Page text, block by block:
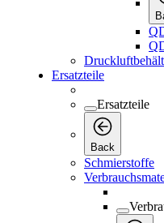
Ersatzteile
Ersatzteile
Back
Schmierstoffe